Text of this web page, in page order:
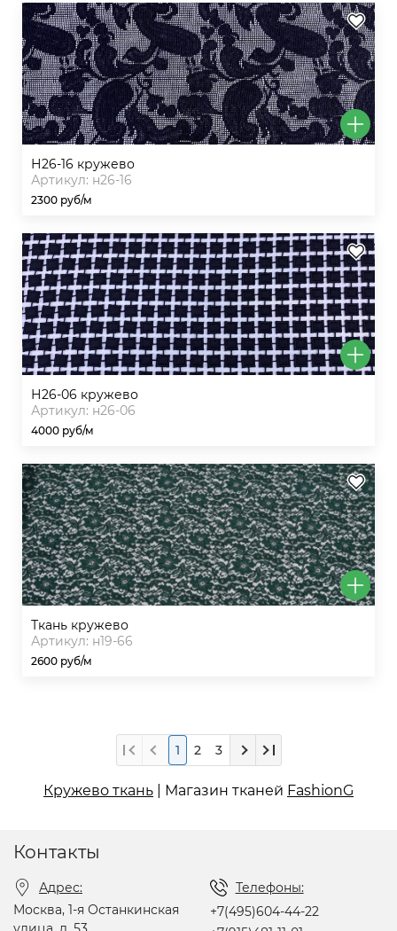
н26-16 кружево
Артикул: н26-16
2300 руб/м
н26-06 кружево
Артикул: н26-06
4000 руб/м
ткань кружево
Артикул: н19-66
2600 руб/м
1 2 3
Кружево ткань | Магазин тканей FashionG
Контакты
Адрес:
Москва, 1-я Останкинская
Телефоны:
+7(495)604-44-22